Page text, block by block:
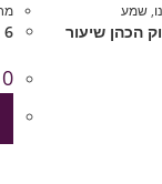
, שמע
הכהן שיעור
6 גיוס בני ישיבות (מחשבה ואקטואליה)